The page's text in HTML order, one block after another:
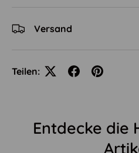
Versand
Teilen:
Entdecke die